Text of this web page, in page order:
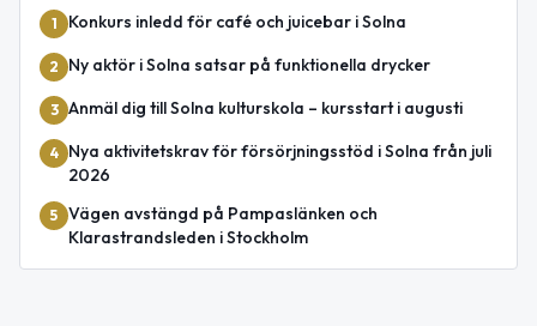
1 Konkurs inledd för café och juicebar i Solna
2 Ny aktör i Solna satsar på funktionella drycker
3 Anmäl dig till Solna kulturskola – kursstart i augusti
4
Nya aktivitetskrav för försörjningsstöd i Solna från juli
2026
5 Vägen avstängd på Pampaslänken och
Klarastrandsleden i Stockholm